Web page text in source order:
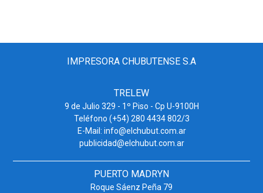
IMPRESORA CHUBUTENSE S.A
TRELEW
9 de Julio 329 - 1º Piso - Cp U-9100H
Teléfono (+54) 280 4434 802/3
E-Mail: info@elchubut.com.ar
publicidad@elchubut.com.ar
PUERTO MADRYN
Roque Sáenz Peña 79